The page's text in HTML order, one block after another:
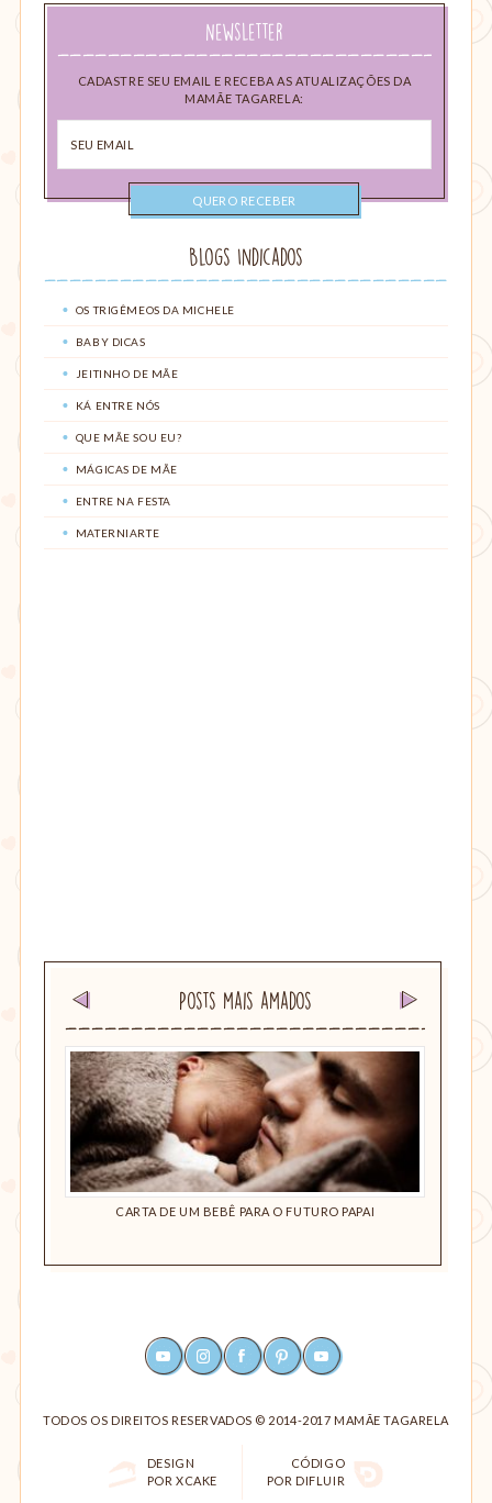
Newsletter
CADASTRE SEU EMAIL E RECEBA AS ATUALIZAÇÕES DA
MAMÃE TAGARELA:
email
Blogs Indicados
OS TRIGÊMEOS DA MICHELE
BABY DICAS
JEITINHO DE MÃE
KÁ ENTRE NÓS
QUE MÃE SOU EU?
MÁGICAS DE MÃE
ENTRE NA FESTA
MATERNIARTE
Posts mais amados
CARTA DE UM BEBÊ PARA O FUTURO PAPAI
YOUTUBEINSTAGRAMFACEBOOKPINTEREST
TODOS OS DIREITOS RESERVADOS © 2014-2017 MAMÃE TAGARELA
DESIGN
POR XCAKE
CÓDIGO
POR DIFLUIR